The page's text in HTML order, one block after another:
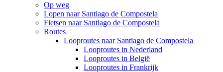
Op weg
Lopen naar Santiago de Compostela
Fietsen naar Santiago de Compostela
Routes
Looproutes naar Santiago de Compostela
Looproutes in Nederland
Looproutes in België
Looproutes in Frankrijk